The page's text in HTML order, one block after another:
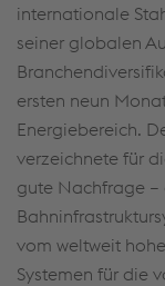
internationale
seiner globalen
ersten neun
Energiebereich.
verzeichnete für
gute Nachfrage –
vom weltweit
Systemen für die